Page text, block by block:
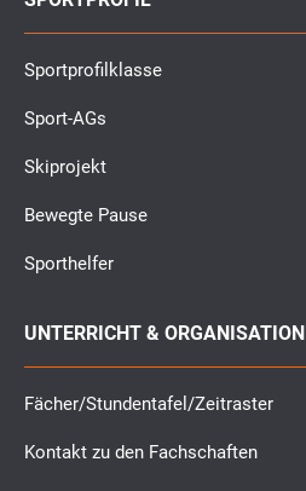
Sportprofilklasse
Sport-AGs
Skiprojekt
Bewegte Pause
Sporthelfer
UNTERRICHT & ORGANISATION
Fächer/Stundentafel/Zeitraster
Kontakt zu den Fachschaften